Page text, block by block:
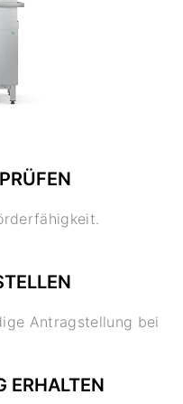
Antragstellung bei
ERHALTEN